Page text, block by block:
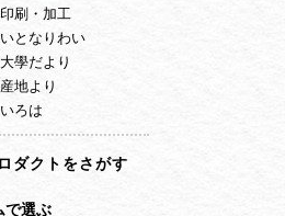
刷・加工
となりわい
學だより
地より
ろは
ダクトをさがす
で選ぶ